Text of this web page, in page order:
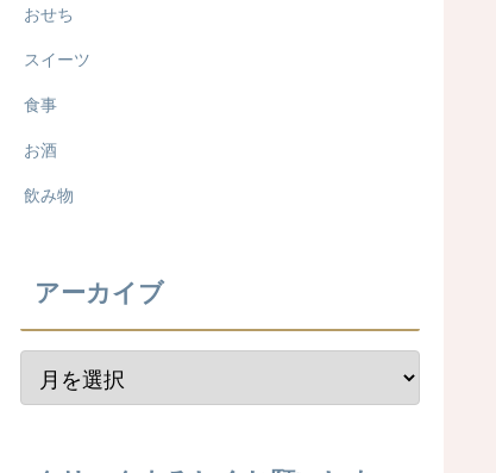
おせち
スイーツ
食事
お酒
飲み物
アーカイブ